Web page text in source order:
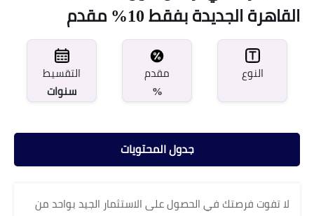
القاهرة الجديدة بفقط 10% مقدم
النوع
مقدم
%
التقسيط
سنوات
جدول المحتويات
لا تفوت فرصتك في الحصول على الاستثمار الجيد بواحد من